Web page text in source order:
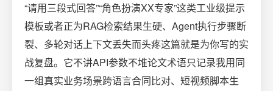
“请用三段式回答”“角色扮演XX专家”这类工业级提示
模板或者正为RAG检索结果生硬、Agent执行步骤断
裂、多轮对话上下文丢失而头疼这篇就是为你写的实
战复盘。它不讲API参数不堆论文术语只记录我用同
一组真实业务场景跨语言合同比对、短视频脚本生